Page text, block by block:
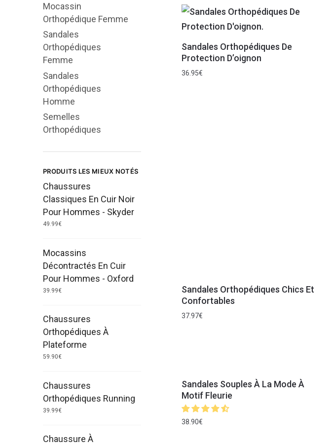
Sandales Orthopédiques De
Protection D’oignon
36.95€
Sandales Orthopédiques Chics Et
Confortables
37.97€
Sandales Souples À La Mode À
Motif Fleurie
38.90€
Mocassin
Orthopédique Femme
Sandales
Orthopédiques
Femme
Sandales
Orthopédiques
Homme
Semelles
Orthopédiques
PRODUITS LES MIEUX NOTÉS
Chaussures
Classiques En Cuir Noir
Pour Hommes - Skyder
49.99€
Mocassins
Décontractés En Cuir
Pour Hommes - Oxford
39.99€
Chaussures
Orthopédiques À
Plateforme
59.90€
Chaussures
Orthopédiques Running
39.99€
Chaussure À